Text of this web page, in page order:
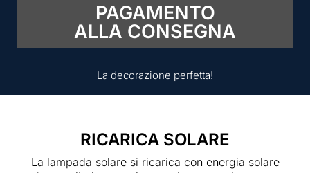
PAGAMENTO
ALLA CONSEGNA
La decorazione perfetta!
RICARICA SOLARE
La lampada solare si ricarica con energia solare